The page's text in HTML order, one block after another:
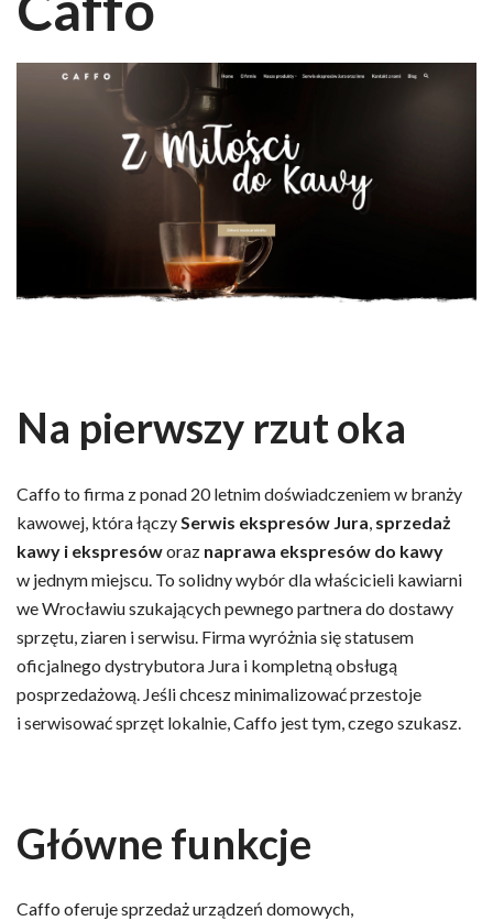
Na pierwszy rzut oka
Caffo to firma z ponad 20 letnim doświadczeniem w branży
kawowej, która łączy Serwis ekspresów Jura sprzedaż
kawy i ekspresóworaz naprawa ekspresów do kawy
w jednym miejscu. To solidny wybór dla właścicieli kawiarni
we Wrocławiu szukających pewnego partnera do dostawy
sprzętu, ziaren i serwisu. Firma wyróżnia się statusem
oficjalnego dystrybutora Jura i kompletną obsługą
posprzedażową. Jeśli chcesz minimalizować przestoje
i serwisować sprzęt lokalnie, Caffo jest tym, czego szukasz.
Główne funkcje
Caffo oferuje sprzedaż urządzeń domowych,